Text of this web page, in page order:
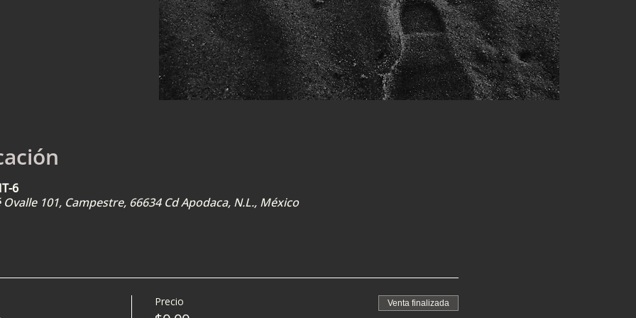
6
Ovalle 101, Campestre, 66634 Cd Apodaca, N.L., México
Precio Venta finalizada